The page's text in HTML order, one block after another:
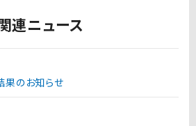
連ニュース
果のお知らせ